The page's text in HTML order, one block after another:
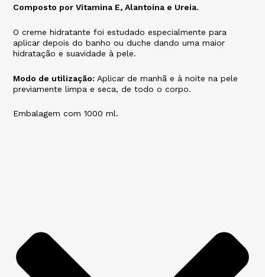
Composto por Vitamina E, Alantoína e Ureia.
O creme hidratante foi estudado especialmente para
aplicar depois do banho ou duche dando uma maior
hidratação e suavidade à pele.
Modo de utilização: Aplicar de manhã e à noite na pele
previamente limpa e seca, de todo o corpo.
Embalagem com 1000 ml.